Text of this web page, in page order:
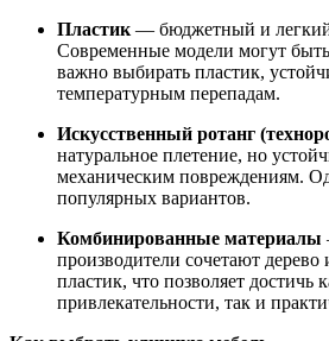
Пластик — бюджетный и
Современные модели могут
важно выбирать пластик,
температурным перепадам.
Искусственный ротанг
натуральное плетение, но
механическим повреждениям.
популярных вариантов.
Комбинированные материалы
производители сочетают дерево
пластик, что позволяет достичь
привлекательности, так и